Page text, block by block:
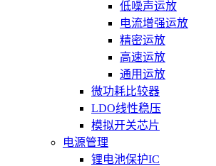
低噪声运放
电流增强运放
精密运放
高速运放
通用运放
微功耗比较器
LDO线性稳压
模拟开关芯片
电源管理
锂电池保护IC